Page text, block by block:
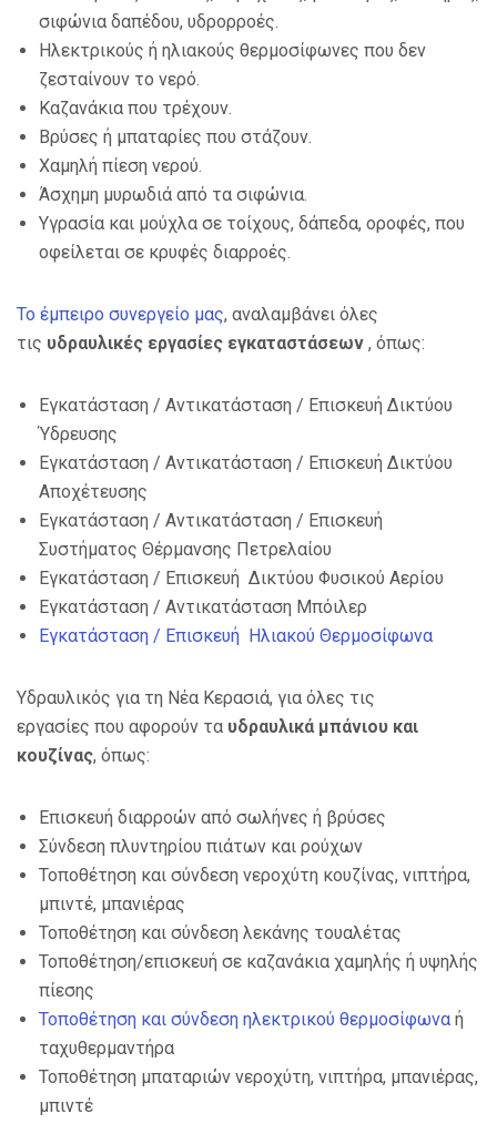
σιφώνια δαπέδου, υδρορροές.
Ηλεκτρικούς ή ηλιακούς θερμοσίφωνες που δεν
ζεσταίνουν το νερό.
Καζανάκια που τρέχουν.
Βρύσες ή μπαταρίες που στάζουν.
Χαμηλή πίεση νερού.
Άσχημη μυρωδιά από τα σιφώνια.
Υγρασία και μούχλα σε τοίχους, δάπεδα, οροφές, που
οφείλεται σε κρυφές διαρροές.
Το έμπειρο συνεργείο μας, αναλαμβάνει όλες
τις υδραυλικές εργασίες εγκαταστάσεων , όπως:
Εγκατάσταση / Αντικατάσταση / Επισκευή Δικτύου
Ύδρευσης
Εγκατάσταση / Αντικατάσταση / Επισκευή Δικτύου
Αποχέτευσης
Εγκατάσταση / Αντικατάσταση / Επισκευή
Συστήματος Θέρμανσης Πετρελαίου
Εγκατάσταση / Επισκευή Δικτύου Φυσικού Αερίου
Εγκατάσταση / Αντικατάσταση Μπόιλερ
Εγκατάσταση / Επισκευή Ηλιακού Θερμοσίφωνα
Υδραυλικός για τη Νέα Κερασιά, για όλες τις
εργασίες που αφορούν τα υδραυλικά μπάνιου και
κουζίνας, όπως:
Επισκευή διαρροών από σωλήνες ή βρύσες
Σύνδεση πλυντηρίου πιάτων και ρούχων
Τοποθέτηση και σύνδεση νεροχύτη κουζίνας, νιπτήρα,
μπιντέ, μπανιέρας
Τοποθέτηση και σύνδεση λεκάνης τουαλέτας
Τοποθέτηση/επισκευή σε καζανάκια χαμηλής ή υψηλής
πίεσης
Τοποθέτηση και σύνδεση ηλεκτρικού θερμοσίφωνα ή
ταχυθερμαντήρα
Τοποθέτηση μπαταριών νεροχύτη, νιπτήρα, μπανιέρας,
μπιντέ